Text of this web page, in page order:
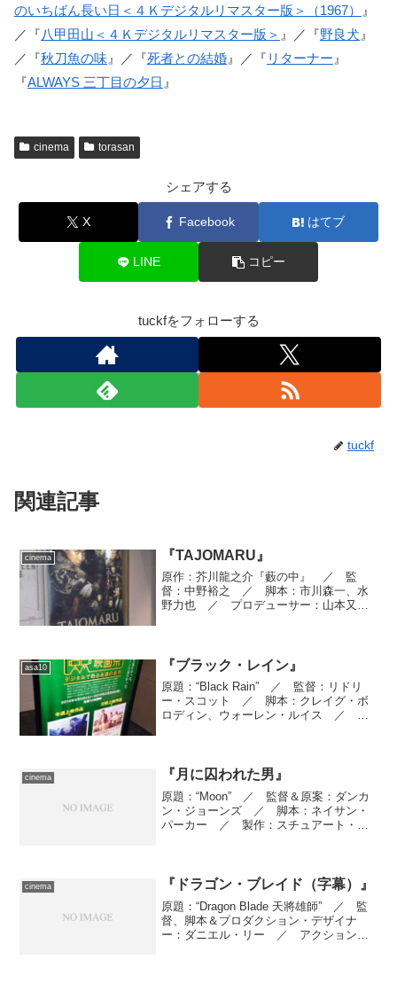
のいちばん長い日＜４Ｋデジタルリマスター版＞（1967）
』
／『八甲田山＜４Ｋデジタルリマスター版＞ 』／『野良犬 』
／『秋刀魚の味 』／『死者との結婚 』／『 リターナー 』
『ALWAYS 三丁目の夕日 』
cinema torasan
シェアする
X Facebook はてブ
LINE コピー
tuckfをフォローする
tuckf
関連記事
cinema 『TAJOMARU』
原作：芥川龍之介『藪の中』 ／ 監
督：中野裕之 ／ 脚本：市川森一、水
野力也 ／ プロデューサー：山本又一
ター：柘植伊佐夫 ／ 編集...
asa10 『ブラック・レイン』
原題：“Black Rain” ／ 監督：リドリ
ー・スコット ／ 脚本：クレイグ・ボ
ロディン、ウォーレン・ルイス ／ 製
ム ／ 撮影...
cinema 『月に囚われた男』
原題：“Moon” ／ 監督＆原案：ダンカ
ン・ジョーンズ ／ 脚本：ネイサン・
パーカー ／ 製作：スチュアート・フ
ビル・バンゲイ ／ ...
cinema 『ドラゴン・ブレイド（字幕）』
原題：“Dragon Blade 天將雄師” ／ 監
督、脚本＆プロダクション・デザイナ
ー：ダニエル・リー ／ アクション監